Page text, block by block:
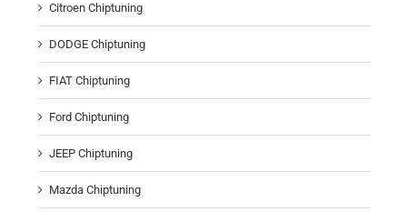
Citroen Chiptuning
DODGE Chiptuning
FIAT Chiptuning
Ford Chiptuning
JEEP Chiptuning
Mazda Chiptuning